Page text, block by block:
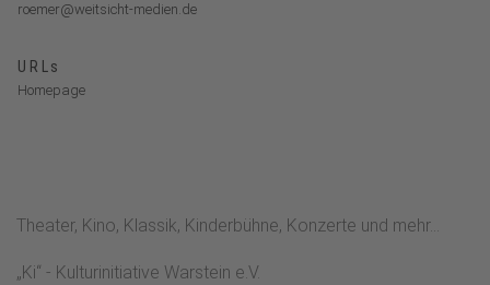
roemer@weitsicht-medien.de
URLs
Homepage
Theater, Kino, Klassik, Kinderbühne, Konzerte und mehr...
„Ki“ - Kulturinitiative Warstein e.V.